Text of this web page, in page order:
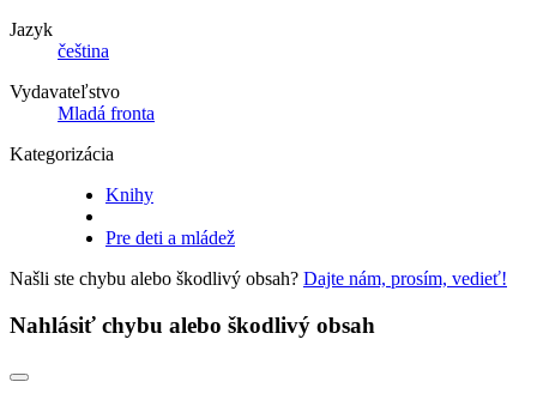
Jazyk
čeština
Vydavateľstvo
Mladá fronta
Kategorizácia
Knihy
Pre deti a mládež
Našli ste chybu alebo škodlivý obsah? Dajte nám, prosím, vedieť!
Nahlásiť chybu alebo škodlivý obsah